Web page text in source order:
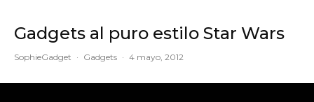
Gadgets al puro estilo Star Wars
SophieGadget · Gadgets · 4 mayo, 2012